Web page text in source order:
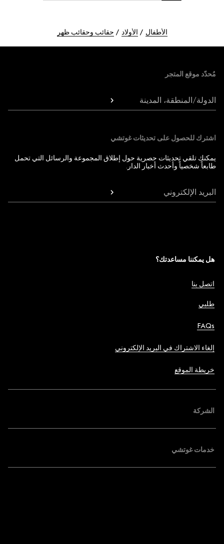
الأطفال الأولاد حقائب وحقائب ظهر
مُحدّد موقع المتجر
الدولة/المنطقة، المدينة
اشترك للحصول على تحديثات غوتشي
يمكنك تلقي تحديثات حصرية حول إطلاق المجموعة والرسائل التي تحمل
طابعاً شخصياً وأحدث أخبار الدار.
البريد الإلكتروني
هل يمكننا مساعدتك؟
اتصل بنا
طلبي
FAQs
إلغاء الاشتراك في البريد الإلكتروني
خريطة الموقع
الشركة
خدمات غوتشي